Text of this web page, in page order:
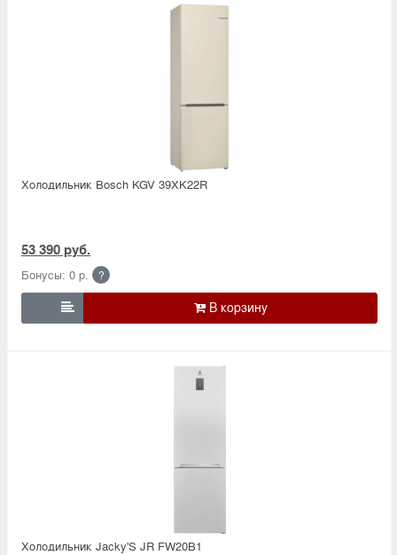
Холодильник Bosсh KGV 39XK22R
53 390 руб.
Бонусы: 0 р. ?

Холодильник Jacky'S JR FW20B1